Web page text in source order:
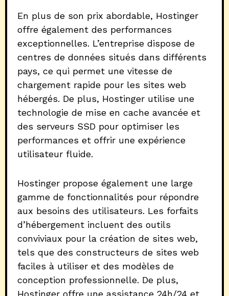
En plus de son prix abordable, Hostinger
offre également des performances
exceptionnelles. L’entreprise dispose de
centres de données situés dans différents
pays, ce qui permet une vitesse de
chargement rapide pour les sites web
hébergés. De plus, Hostinger utilise une
technologie de mise en cache avancée et
des serveurs SSD pour optimiser les
performances et offrir une expérience
utilisateur fluide.
Hostinger propose également une large
gamme de fonctionnalités pour répondre
aux besoins des utilisateurs. Les forfaits
d’hébergement incluent des outils
conviviaux pour la création de sites web,
tels que des constructeurs de sites web
faciles à utiliser et des modèles de
conception professionnelle. De plus,
Hostinger offre une assistance 24h/24 et